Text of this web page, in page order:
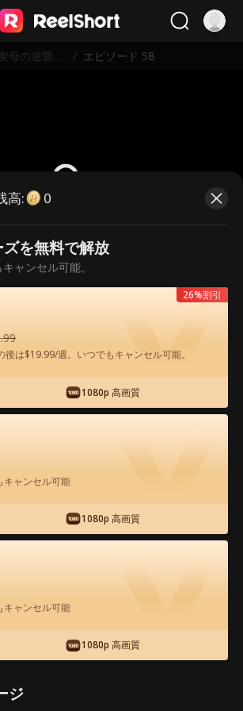
母の逆襲運
/ エピソード 58
料のエピソードです。視
には解放が必要です。
アプリ内で無料視聴可能
- 転生した実母の逆襲運命
61
高: 0
を無料で解放
ャンセル可能。
は$19.99/週。いつでもキャンセル可能。
1080p 高画質
26%割引
キャンセル可能
1080p 高画質
キャンセル可能
1080p 高画質
ジ